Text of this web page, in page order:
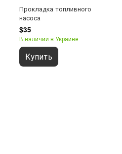
Прокладка топливного
насоса
$35
В наличии в Украине
Купить